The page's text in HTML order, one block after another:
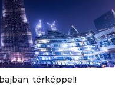
térképpel!